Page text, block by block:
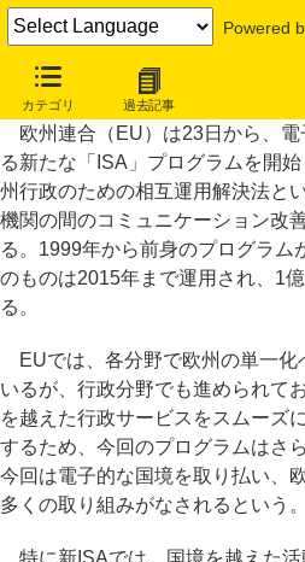
Powered
カテゴリ 過去記事
EU、国境を越えた電子政府業務をサポ
欧州連合（EU）は23日から、電
る新たな「ISA」プログラムを開
州行政のための相互運用解決法と
機関の間のコミュニケーション改
る。1999年から前身のプログラム
のものは2015年まで運用され、1
る。
EUでは、各分野で欧州の単一化
いるが、行政分野でも進められて
を越えた行政サービスをスムーズ
するため、今回のプログラムはさ
今回は電子的な国境を取り払い、
多くの取り組みがなされるという。
特に新ISAでは、国境を越えた活